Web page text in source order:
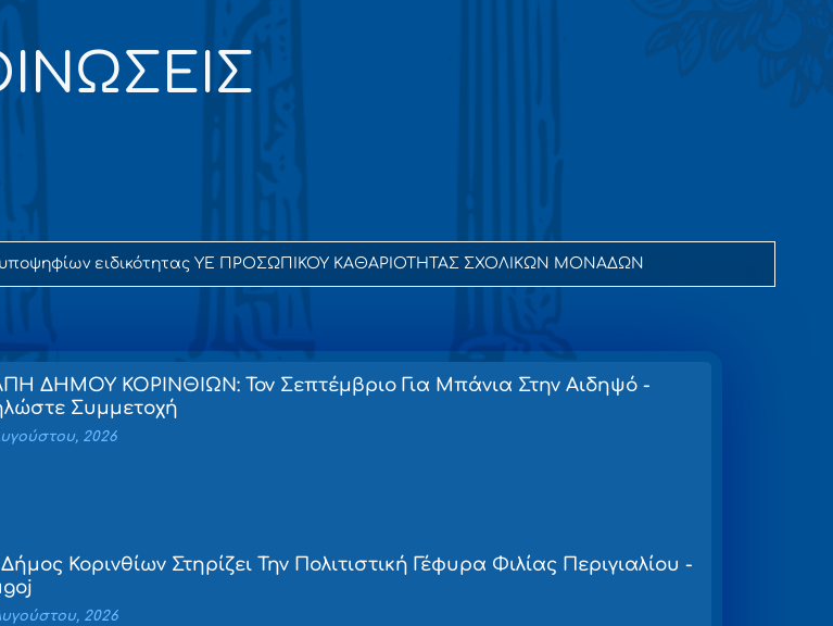
υποψηφίων ειδικότητας ΥΕ ΠΡΟΣΩΠΙΚΟΥ ΚΑΘΑΡΙΟΤΗΤΑΣ ΣΧΟΛΙΚΩΝ ΜΟΝΑΔΩΝ
ΔΗΜΟΥ ΚΟΡΙΝΘΙΩΝ: Τον Σεπτέμβριο Για Μπάνια Στην Αιδηψό -
Συμμετοχή
2026
Κορινθίων Στηρίζει Την Πολιτιστική Γέφυρα Φιλίας Περιγιαλίου -
2026